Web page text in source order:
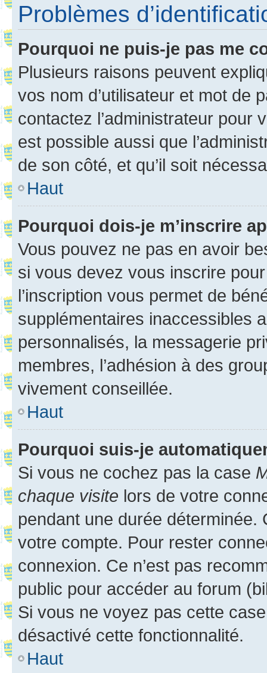
Problèmes
Pourquoi ne puis-je pas me
Plusieurs raisons peuvent
vos nom d’utilisateur et mot de
contactez l’administrateur pour
est possible aussi que
de son côté, et qu’il soit
Haut
Pourquoi dois-je m’inscrire
Vous pouvez ne pas en avoir
si vous devez vous inscrire
l’inscription vous permet de
supplémentaires inaccessibles
personnalisés, la messagerie
membres, l’adhésion à des
vivement conseillée.
Haut
Pourquoi suis-je
Si vous ne cochez pas la case
chaque visite lors de votre
pendant une durée déterminée.
votre compte. Pour rester
connexion. Ce n’est pas
public pour accéder au forum
Si vous ne voyez pas cette
désactivé cette fonctionnalité.
Haut